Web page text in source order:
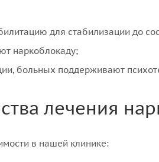
для стабилизации до
наркоблокаду;
больных поддерживают
лечения
в нашей клинике: